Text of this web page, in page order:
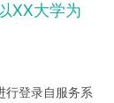
XX大学为
行登录自服务系